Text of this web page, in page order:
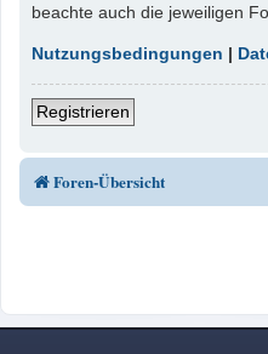
beachte auch die jeweiligen
Nutzungsbedingungen |
Registrieren
Foren-Übersicht